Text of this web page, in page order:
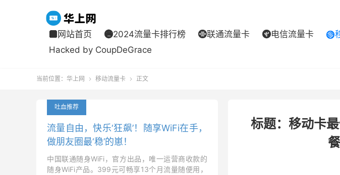
 网站首页 2024流量卡排行榜 联通流量卡 电信流量卡 
Hacked by CoupDeGrace
当前位置： 华上网  移动流量卡  正文
标题：移动卡
吐血推荐
流量自由，快乐‘狂飙’！随享WiFi在手，
做朋友圈最‘稳’的崽！
中国联通随身WiFi，官方出品，唯一运营商收款的
随身WiFi产品。399元可畅享13个月流量随便用，